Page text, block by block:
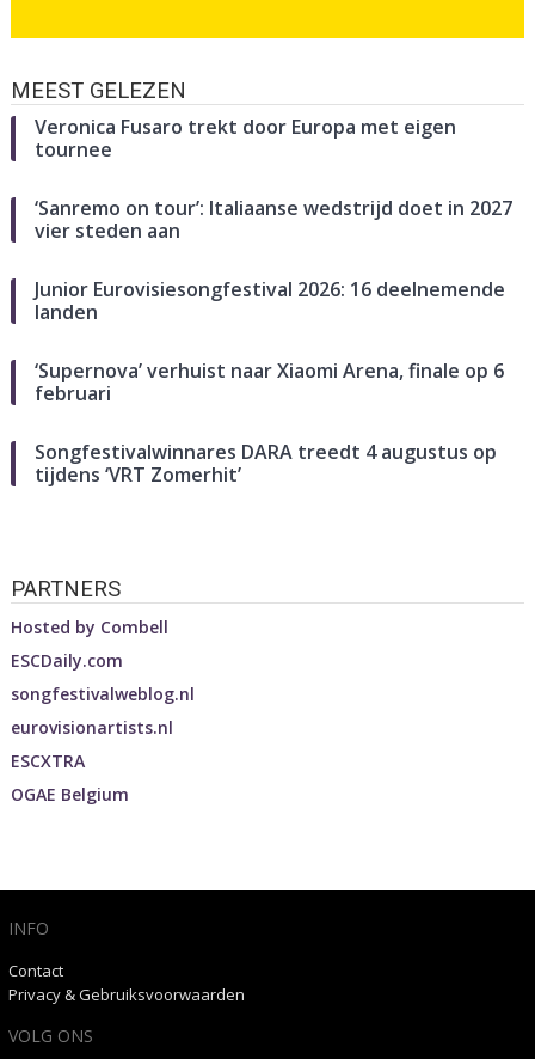
MEEST GELEZEN
Veronica Fusaro trekt door Europa met eigen
tournee
‘Sanremo on tour’: Italiaanse wedstrijd doet in 2027
vier steden aan
Junior Eurovisiesongfestival 2026: 16 deelnemende
landen
‘Supernova’ verhuist naar Xiaomi Arena, finale op 6
februari
Songfestivalwinnares DARA treedt 4 augustus op
tijdens ‘VRT Zomerhit’
PARTNERS
Hosted by Combell
ESCDaily.com
songfestivalweblog.nl
eurovisionartists.nl
ESCXTRA
OGAE Belgium
INFO
Contact
Privacy & Gebruiksvoorwaarden
VOLG ONS